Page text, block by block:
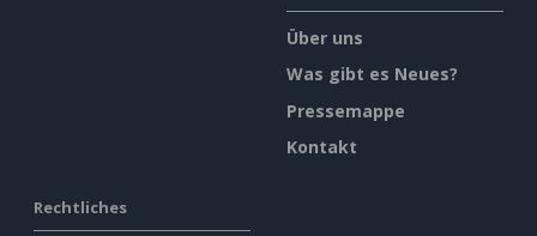
Über uns
Was gibt es Neues?
Pressemappe
Kontakt
Rechtliches